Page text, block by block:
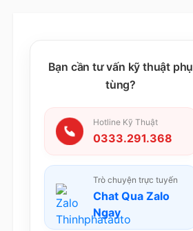
Bạn cần tư vấn kỹ thuật phụ
tùng?
Hotline Kỹ Thuật
0333.291.368
Trò chuyện trực tuyến
Chat Qua Zalo
Ngay